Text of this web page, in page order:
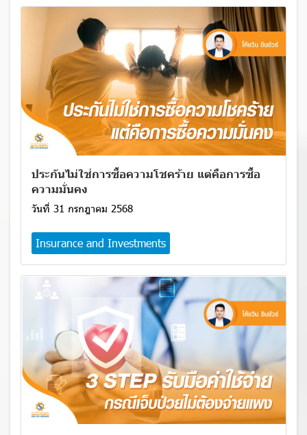
ประกันไม่ใช่การซื้อความโชคร้าย แต่คือการซื้อ
ความมั่นคง
วันที่ 31 กรกฎาคม 2568
Insurance and Investments